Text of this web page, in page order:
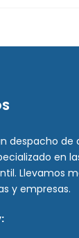
despacho de
en
Llevamos
y empresas.